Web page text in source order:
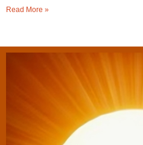
Read More »